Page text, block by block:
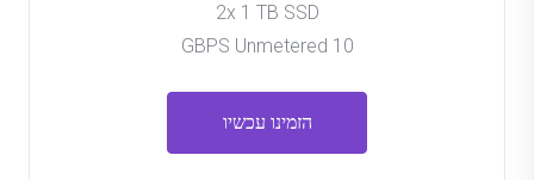
2x 1 TB SSD
10 GBPS Unmetered
הזמינו עכשיו